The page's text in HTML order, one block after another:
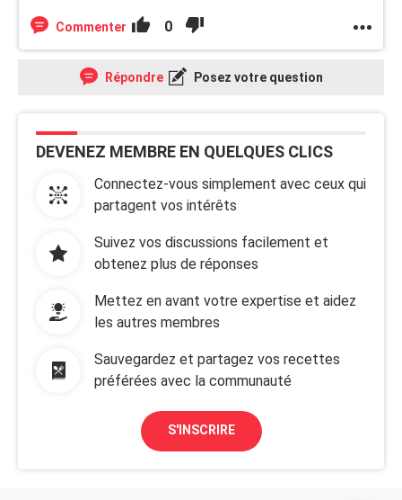
Commenter 0
Répondre Posez votre question
DEVENEZ MEMBRE EN QUELQUES CLICS
Connectez-vous simplement avec ceux qui
partagent vos intérêts
Suivez vos discussions facilement et
obtenez plus de réponses
Mettez en avant votre expertise et aidez
les autres membres
Sauvegardez et partagez vos recettes
préférées avec la communauté
S'INSCRIRE